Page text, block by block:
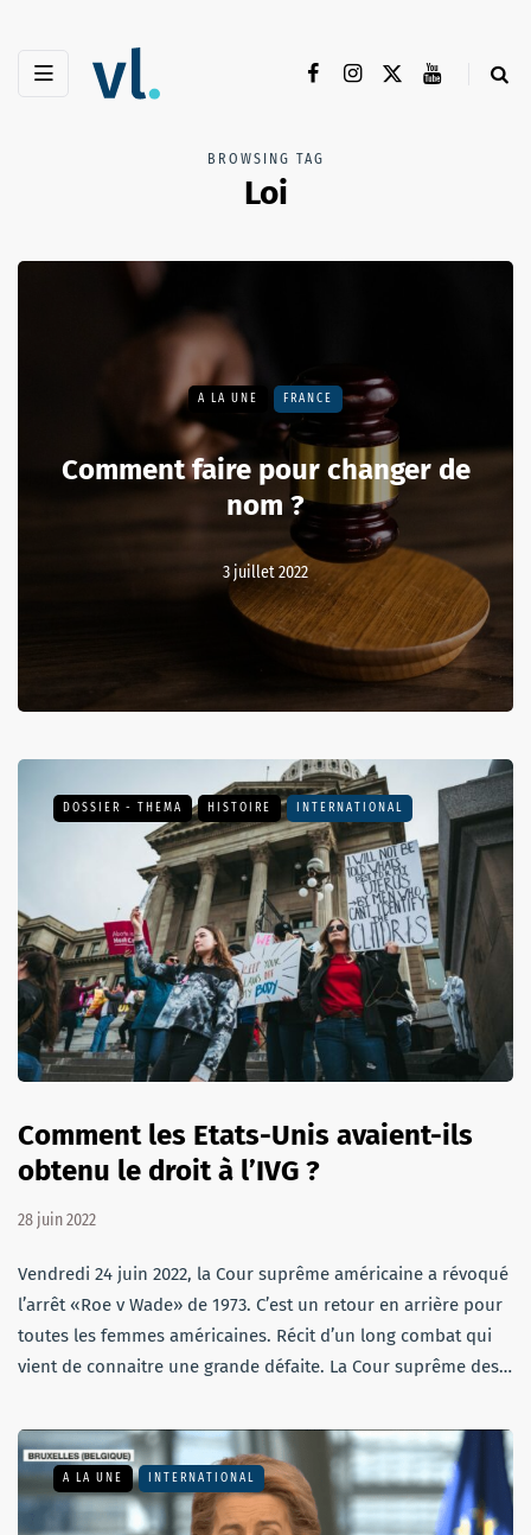
BROWSING TAG
Loi
A LA UNE FRANCE
Comment faire pour changer de
nom ?
3 juillet 2022
DOSSIER - THEMA HISTOIRE INTERNATIONAL
Comment les Etats-Unis avaient-ils
obtenu le droit à l’IVG ?
28 juin 2022
Vendredi 24 juin 2022, la Cour suprême américaine a révoqué
l’arrêt «Roe v Wade» de 1973. C’est un retour en arrière pour
toutes les femmes américaines. Récit d’un long combat qui
vient de connaitre une grande défaite. La Cour suprême des…
A LA UNE INTERNATIONAL